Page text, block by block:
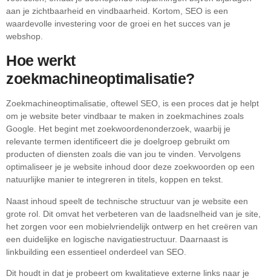
aan je zichtbaarheid en vindbaarheid. Kortom, SEO is een
waardevolle investering voor de groei en het succes van je
webshop.
Hoe werkt
zoekmachineoptimalisatie?
Zoekmachineoptimalisatie, oftewel SEO, is een proces dat je helpt
om je website beter vindbaar te maken in zoekmachines zoals
Google. Het begint met zoekwoordenonderzoek, waarbij je
relevante termen identificeert die je doelgroep gebruikt om
producten of diensten zoals die van jou te vinden. Vervolgens
optimaliseer je je website inhoud door deze zoekwoorden op een
natuurlijke manier te integreren in titels, koppen en tekst.
Naast inhoud speelt de technische structuur van je website een
grote rol. Dit omvat het verbeteren van de laadsnelheid van je site,
het zorgen voor een mobielvriendelijk ontwerp en het creëren van
een duidelijke en logische navigatiestructuur. Daarnaast is
linkbuilding een essentieel onderdeel van SEO.
Dit houdt in dat je probeert om kwalitatieve externe links naar je